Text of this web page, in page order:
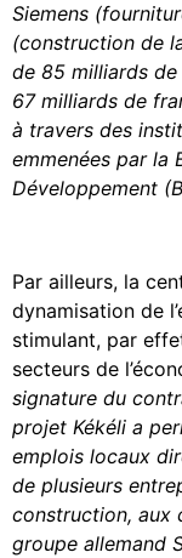
Siemens
(construction de
de 85 milliards
67 milliards de
à travers des
emmenées par la
Développement
Par ailleurs, la
dynamisation de
stimulant, par
secteurs de
signature du
projet Kékéli a
emplois locaux
de plusieurs
construction, aux
groupe allemand